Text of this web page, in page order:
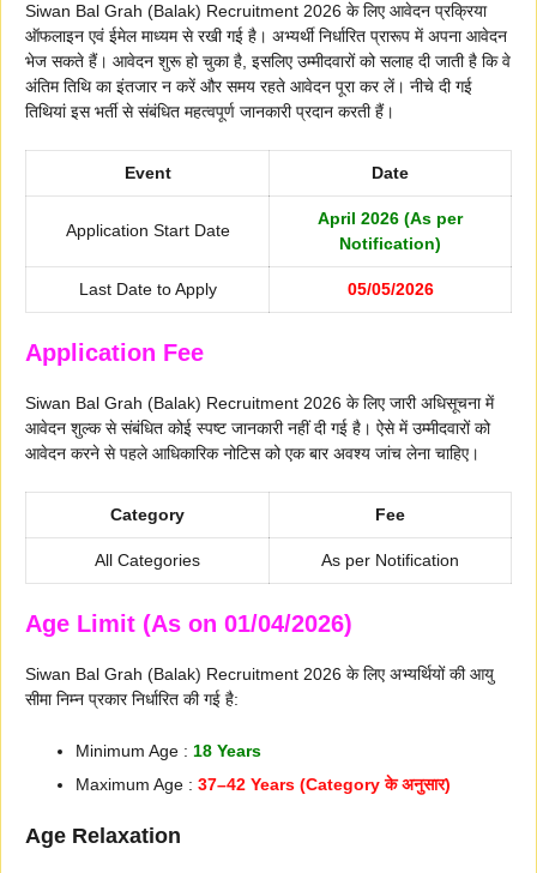
Siwan Bal Grah (Balak) Recruitment 2026 के लिए आवेदन प्रक्रिया
ऑफलाइन एवं ईमेल माध्यम से रखी गई है। अभ्यर्थी निर्धारित प्रारूप में अपना आवेदन
भेज सकते हैं। आवेदन शुरू हो चुका है, इसलिए उम्मीदवारों को सलाह दी जाती है कि वे
अंतिम तिथि का इंतजार न करें और समय रहते आवेदन पूरा कर लें। नीचे दी गई
तिथियां इस भर्ती से संबंधित महत्वपूर्ण जानकारी प्रदान करती हैं।
Event Date
Application Start Date
April 2026 (As per
Notification)
Last Date to Apply 05/05/2026
Application Fee
Siwan Bal Grah (Balak) Recruitment 2026 के लिए जारी अधिसूचना में
आवेदन शुल्क से संबंधित कोई स्पष्ट जानकारी नहीं दी गई है। ऐसे में उम्मीदवारों को
आवेदन करने से पहले आधिकारिक नोटिस को एक बार अवश्य जांच लेना चाहिए।
Category Fee
All Categories As per Notification
Age Limit (As on 01/04/2026)
Siwan Bal Grah (Balak) Recruitment 2026 के लिए अभ्यर्थियों की आयु
सीमा निम्न प्रकार निर्धारित की गई है:
Minimum Age : 18 Years
Maximum Age : 37–42 Years (Category के अनुसार)
Age Relaxation